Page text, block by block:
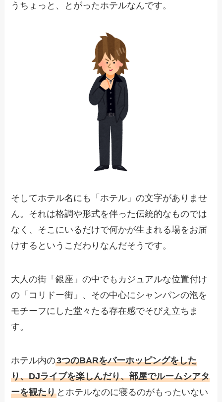
うちょっと、とがったホテルなんです。
そしてホテル名にも「ホテル」の文字がありませ
ん。それは格調や形式を伴った伝統的なものでは
なく、そこにいるだけで何かが生まれる場をお届
けするというこだわりなんだそうです。
大人の街「銀座」の中でもカジュアルな位置付け
の「コリドー街」、その中心にシャンパンの泡を
モチーフにした堂々たる存在感でそびえ立ちま
す。
ホテル内の3つのBARをバーホッピングをした
り、DJライブを楽しんだり、部屋でルームシアタ
ーを観たり とホテルなのに寝るのがもったいない